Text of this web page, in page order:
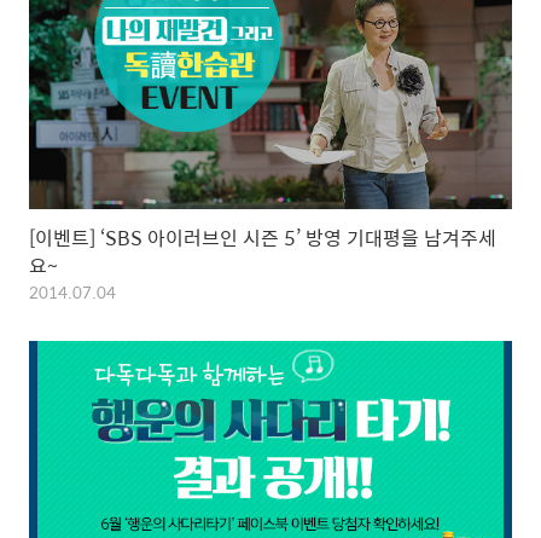
[이벤트] ‘SBS 아이러브인 시즌 5’ 방영 기대평을 남겨주세
요~
2014.07.04